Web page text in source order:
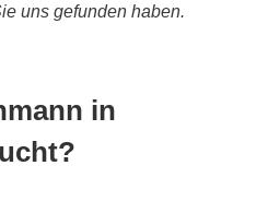
uns gefunden haben.
in